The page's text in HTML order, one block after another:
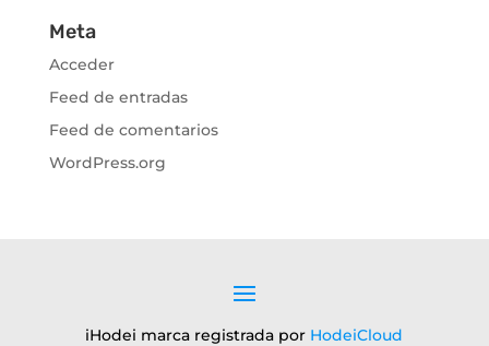
Meta
Acceder
Feed de entradas
Feed de comentarios
WordPress.org
iHodei marca registrada por HodeiCloud